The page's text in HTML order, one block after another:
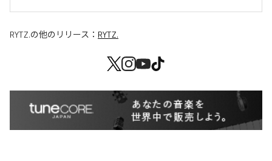
RYTZ.の他のリリース： RYTZ.